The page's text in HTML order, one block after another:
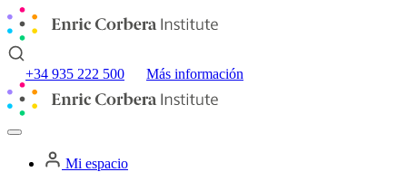
+34 935 222 500 Más información
Mi espacio